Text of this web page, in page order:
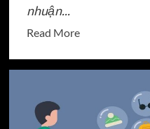
nhuận...
Read MoreRead
about
nhập